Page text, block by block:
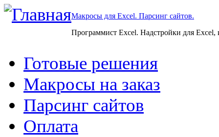
Макросы для Excel. Парсинг сайтов.
Программист Excel. Надстройки для Excel,
Готовые решения
Макросы на заказ
Парсинг сайтов
Оплата